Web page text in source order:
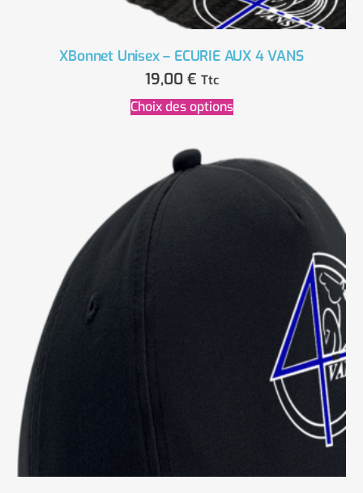
XBonnet Unisex – ECURIE AUX 4 VANS
19,00 € Ttc
Choix des options